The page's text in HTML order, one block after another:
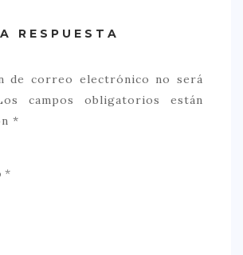
RESPUESTA
de correo electrónico no será
campos obligatorios están
*